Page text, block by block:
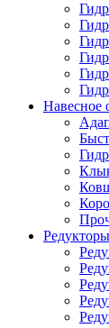
Навесное